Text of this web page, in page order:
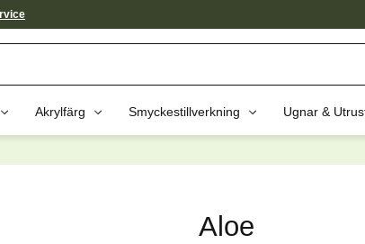
Akrylfärg Smyckestillverkning Ugnar &
produkter kan intressera
Aloe